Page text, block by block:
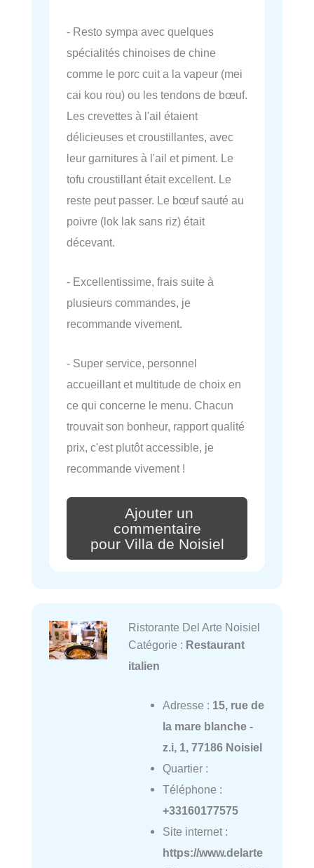
- Resto sympa avec quelques
spécialités chinoises de chine
comme le porc cuit a la vapeur (mei
cai kou rou) ou les tendons de bœuf.
Les crevettes à l'ail étaient
délicieuses et croustillantes, avec
leur garnitures à l'ail et piment. Le
tofu croustillant était excellent. Le
reste peut passer. Le bœuf sauté au
poivre (lok lak sans riz) était
décevant.
- Excellentissime, frais suite à
plusieurs commandes, je
recommande vivement.
- Super service, personnel
accueillant et multitude de choix en
ce qui concerne le menu. Chacun
trouvait son bonheur, rapport qualité
prix, c'est plutôt accessible, je
recommande vivement !
Ajouter un
commentaire
pour Villa de Noisiel
Ristorante Del Arte Noisiel
Catégorie : Restaurant
italien
Adresse : 15, rue de
la mare blanche -
z.i, 1, 77186 Noisiel
Quartier :
Téléphone :
+33160177575
Site internet :
https://www.delarte